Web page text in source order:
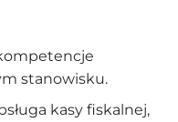
stanowisku.
kasy fiskalnej,